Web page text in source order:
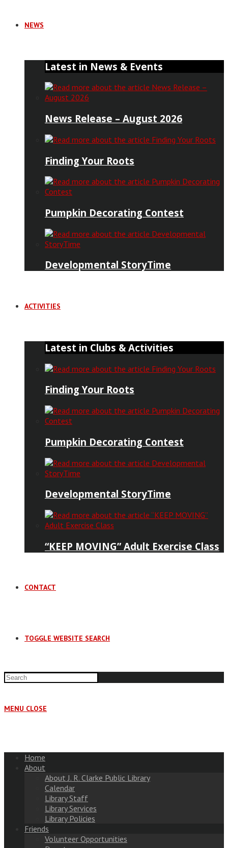
NEWS
Latest in News & Events
News Release – August 2026
Finding Your Roots
Pumpkin Decorating Contest
Developmental StoryTime
ACTIVITIES
Latest in Clubs & Activities
Finding Your Roots
Pumpkin Decorating Contest
Developmental StoryTime
“KEEP MOVING” Adult Exercise Class
CONTACT
TOGGLE WEBSITE SEARCH
MENU CLOSE
Home
About
About J. R. Clarke Public Library
Calendar
Library Staff
Library Services
Library Policies
Friends
Volunteer Opportunities